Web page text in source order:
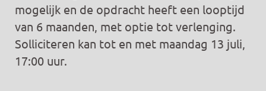
mogelijk en de opdracht heeft een looptijd
van 6 maanden, met optie tot verlenging.
Solliciteren kan tot en met maandag 13 juli,
17:00 uur.